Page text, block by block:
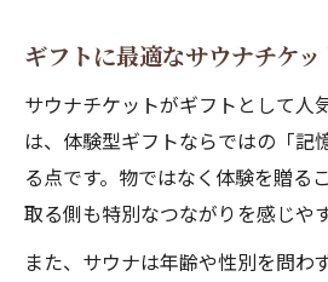
ギフトに最適なサウナチケ
サウナチケットがギフトとして人
は、体験型ギフトならではの「記
る点です。物ではなく体験を贈る
取る側も特別なつながりを感じや
また、サウナは年齢や性別を問わ